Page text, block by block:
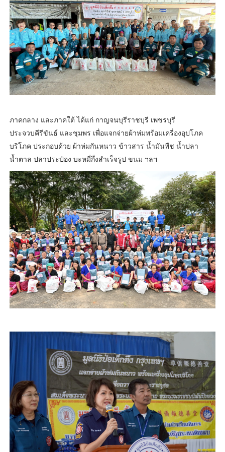
ภาคกลาง และภาคใต้ ได้แก่ กาญจนบุรีราชบุรี เพชรบุรี
ประจวบคีรีขันธ์ และชุมพร เพื่อแจกจ่ายผ้าห่มพร้อมเครื่องอุปโภค
บริโภค ประกอบด้วย ผ้าห่มกันหนาว ข้าวสาร น้ำมันพืช น้ำปลา
น้ำตาล ปลาประป๋อง บะหมี่กึ่งสำเร็จรูป ขนม ฯลฯ